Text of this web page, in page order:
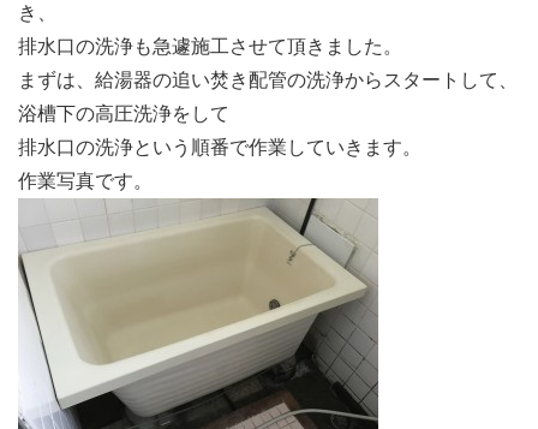
き、
排水口の洗浄も急遽施工させて頂きました。
まずは、給湯器の追い焚き配管の洗浄からスタートして、
浴槽下の高圧洗浄をして
排水口の洗浄という順番で作業していきます。
作業写真です。